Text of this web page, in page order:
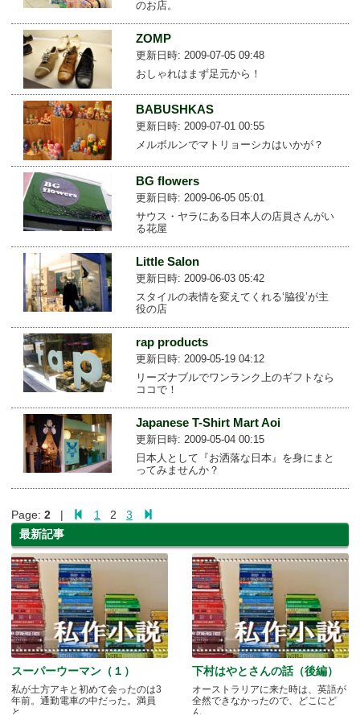
のお店。
ZOMP
更新日時: 2009-07-05 09:48
おしゃれはまず足元から！
BABUSHKAS
更新日時: 2009-07-01 00:55
メルボルンでマトリョーシカはいかが？
BG flowers
更新日時: 2009-06-05 05:01
サウス・ヤラにある日本人の店員さんがい
る花屋
Little Salon
更新日時: 2009-06-03 05:42
スタイルの表情を変えてくれる‘脇役’が主
役の店
rap products
更新日時: 2009-05-19 04:12
リーズナブルでワンランク上のギフトなら
ココで！
Japanese T-Shirt Mart Aoi
更新日時: 2009-05-04 00:15
日本人として『お洒落な日本』を身にまと
ってみませんか？
Page: 2 | 1 2 3
最新記事
スーパーウーマン（１）
私が土方アキと初めて会ったのは3
年前。通勤電車の中だった。満員
と.....
下村はやとさんの話（後編）
オーストラリアに来た時は、英語が
全然できなかったので、どこにど
ん.....